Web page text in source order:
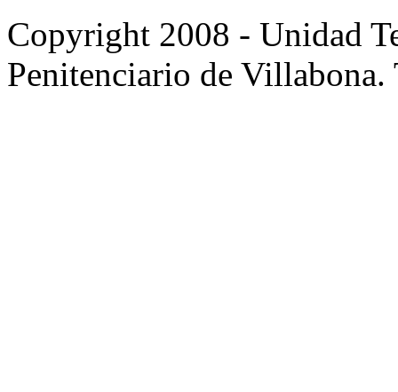
Copyright 2008 - Unidad
Penitenciario de Villabona.